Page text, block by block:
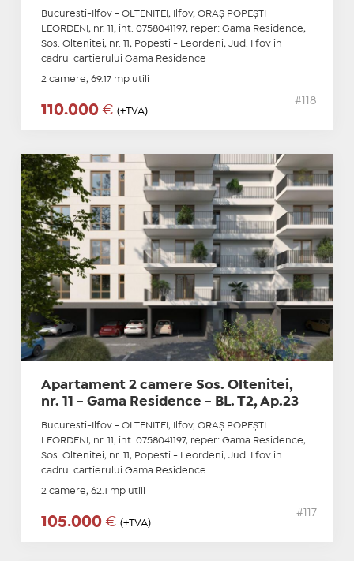
Bucuresti-Ilfov - OLTENITEI, Ilfov, ORAŞ POPEŞTI
LEORDENI, nr. 11, int. 0758041197, reper: Gama Residence,
Sos. Oltenitei, nr. 11, Popesti - Leordeni, Jud. Ilfov in
cadrul cartierului Gama Residence
2 camere, 69.17 mp utili
110.000 € (+TVA)
#118
Apartament 2 camere Sos. Oltenitei,
nr. 11 - Gama Residence - BL. T2, Ap.23
Bucuresti-Ilfov - OLTENITEI, Ilfov, ORAŞ POPEŞTI
LEORDENI, nr. 11, int. 0758041197, reper: Gama Residence,
Sos. Oltenitei, nr. 11, Popesti - Leordeni, Jud. Ilfov in
cadrul cartierului Gama Residence
2 camere, 62.1 mp utili
105.000 € (+TVA)
#117